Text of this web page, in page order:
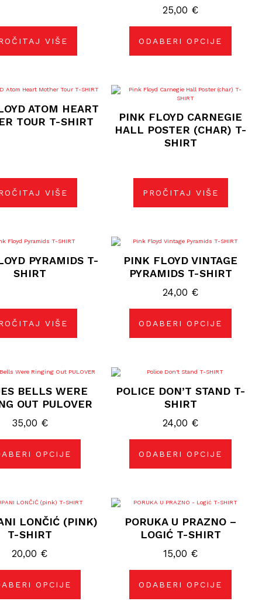
VIŠE
25,00 €
ODABERI OPCIJE
odabrati
stranici
ATOM HEART
TOUR T-SHIRT
VIŠE
PINK FLOYD CARNEGIE
HALL POSTER (CHAR) T-
SHIRT
PROČITAJ VIŠE
PYRAMIDS T-
SHIRT
VIŠE
PINK FLOYD VINTAGE
PYRAMIDS T-SHIRT
24,00 €
ODABERI OPCIJE
Ovaj
ima
varijanti.
se
odabrati
na
stranici
proizvoda
BELLS WERE
OUT PULOVER
35,00 €
OPCIJE
Ovaj
ima
varijanti.
se
odabrati
na
stranici
proizvoda
POLICE DON’T STAND T-
SHIRT
24,00 €
ODABERI OPCIJE
Ovaj
ima
varijanti.
se
odabrati
na
stranici
proizvoda
LONČIĆ (PINK)
T-SHIRT
20,00 €
OPCIJE
Ovaj
ima
varijanti.
se
odabrati
na
stranici
proizvoda
PORUKA U PRAZNO –
LOGIĆ T-SHIRT
15,00 €
ODABERI OPCIJE
Ovaj
ima
varijanti.
se
odabrati
na
stranici
proizvoda